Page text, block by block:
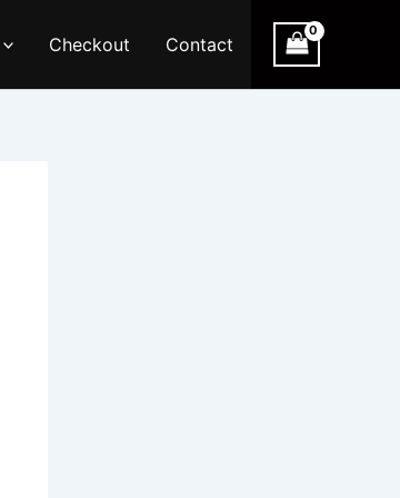
Checkout Contact